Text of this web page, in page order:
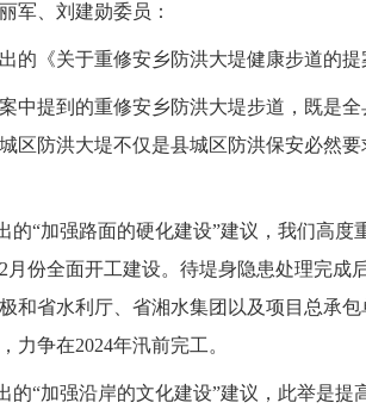
军、刘建勋委员：
的《关于重修安乡防洪大堤健康步道的
中提到的重修安乡防洪大堤步道，既是
区防洪大堤不仅是县城区防洪保安必然
的“加强路面的硬化建设”建议，我们高
月份全面开工建设。待堤身隐患处理完
和省水利厅、省湘水集团以及项目总承
力争在2024年汛前完工。
的“加强沿岸的文化建设”建议，此举是